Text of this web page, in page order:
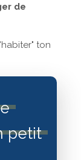
de
ton
petit